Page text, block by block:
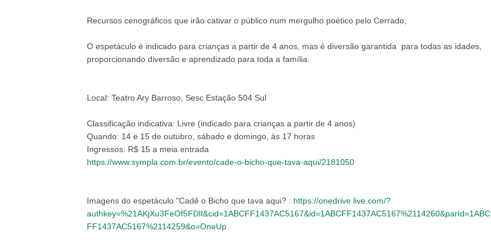
Recursos cenográficos que irão cativar o público num mergulho poético pelo Cerrado;
O espetáculo é indicado para crianças a partir de 4 anos, mas é diversão garantida para todas as idades,
proporcionando diversão e aprendizado para toda a família.
Local: Teatro Ary Barroso, Sesc Estação 504 Sul
Classificação indicativa: Livre (indicado para crianças a partir de 4 anos)
Quando: 14 e 15 de outubro, sábado e domingo, às 17 horas
Ingressos: R$ 15 a meia entrada
https://www.sympla.com.br/evento/cade-o-bicho-que-tava-aqui/2181050
Imagens do espetáculo "Cadê o Bicho que tava aqui? : https://onedrive.live.com/?
authkey=%21AKjXu3FeOf5FDlI&cid=1ABCFF1437AC5167&id=1ABCFF1437AC5167%2114260&parId=1ABC
FF1437AC5167%2114259&o=OneUp